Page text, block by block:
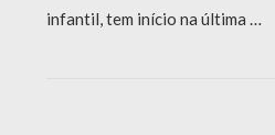
infantil, tem início na última …